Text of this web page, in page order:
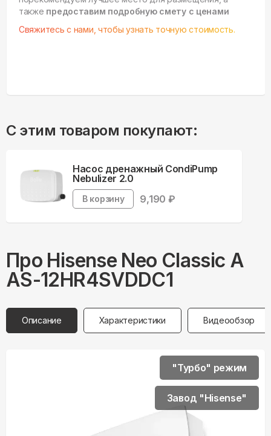
также предоставим подробную смету с ценами
Свяжитесь с нами, чтобы узнать точную стоимость.
С этим товаром покупают:
Насос дренажный CondiPump
Nebulizer 2.0
В корзину 9,190 ₽
Про Hisense Neo Classic A
AS-12HR4SVDDC1
Описание Характеристики Видеообзор
"Турбо" режим
Завод "Hisense"